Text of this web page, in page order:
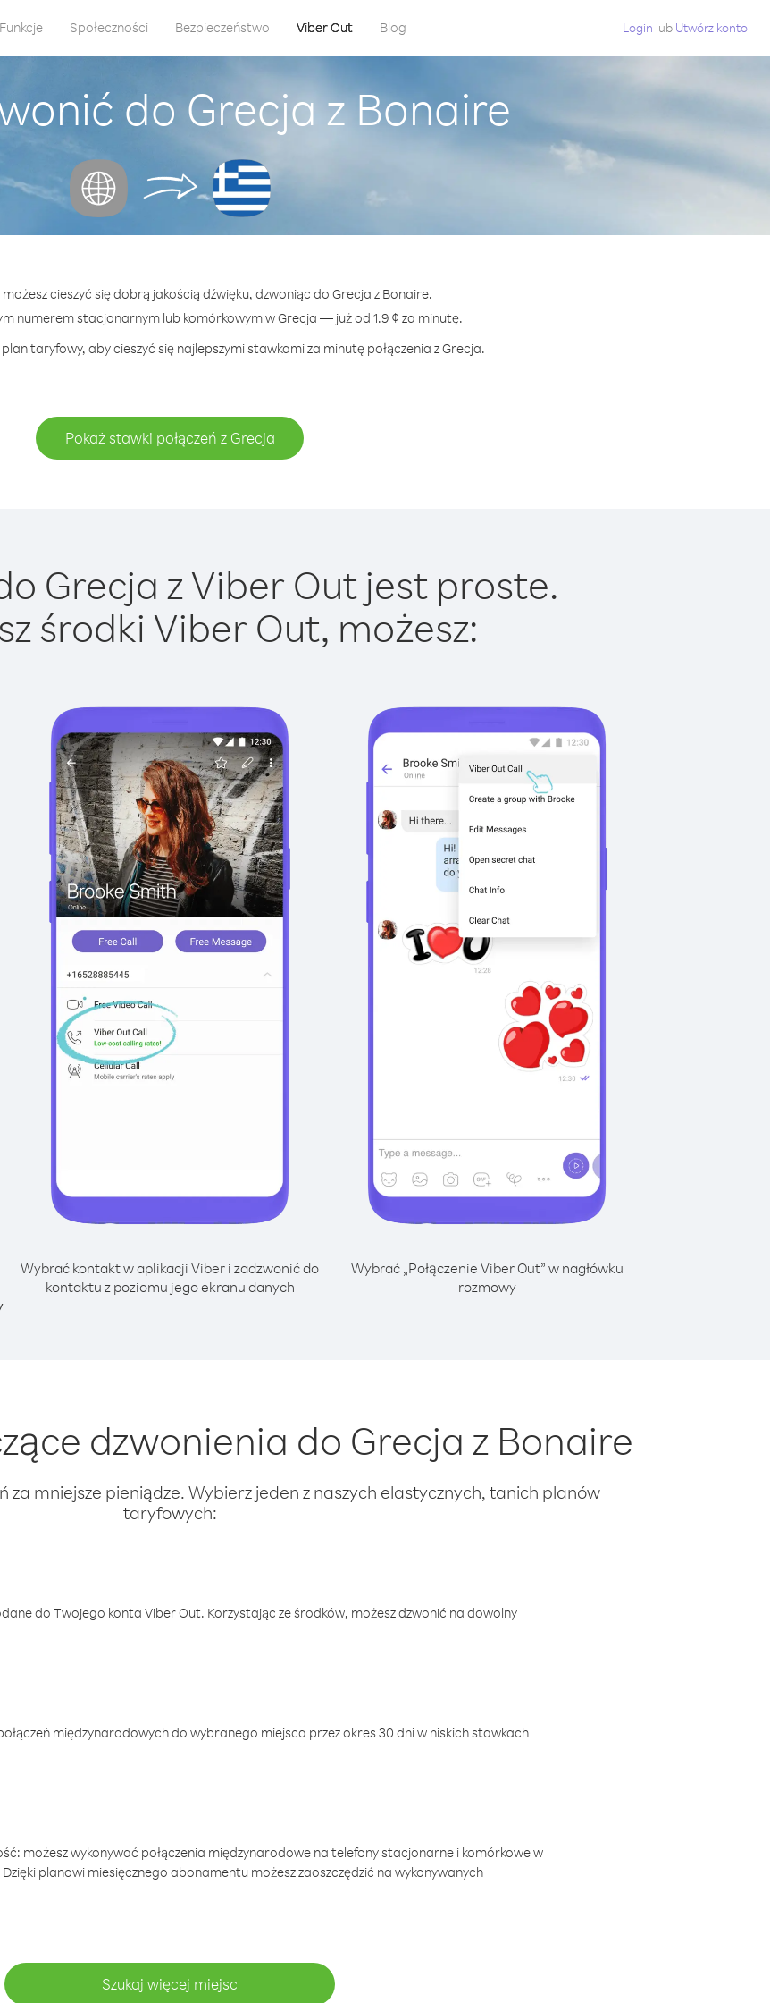
Funkcje Społeczności Bezpieczeństwo Viber Out Blog Login lub Utwórz konto
do Grecja z Bonaire
możesz cieszyć się dobrą jakością dźwięku, dzwoniąc do Grecja z Bonaire.
numerem stacjonarnym lub komórkowym w Grecja — już od 1.9 ¢ za minutę.
taryfowy, aby cieszyć się najlepszymi stawkami za minutę połączenia z Grecja.
Pokaż stawki połączeń z Grecja
Grecja z Viber Out jest proste.
środki Viber Out, możesz:
Wybrać kontakt w aplikacji Viber i zadzwonić do
kontaktu z poziomu jego ekranu danych
Wybrać „Połączenie Viber Out” w nagłówku
rozmowy
dzwonienia do Grecja z Bonaire
za mniejsze pieniądze. Wybierz jeden z naszych elastycznych, tanich planów
taryfowych:
do Twojego konta Viber Out. Korzystając ze środków, możesz dzwonić na dowolny
międzynarodowych do wybranego miejsca przez okres 30 dni w niskich stawkach
możesz wykonywać połączenia międzynarodowe na telefony stacjonarne i komórkowe w
planowi miesięcznego abonamentu możesz zaoszczędzić na wykonywanych
Szukaj więcej miejsc